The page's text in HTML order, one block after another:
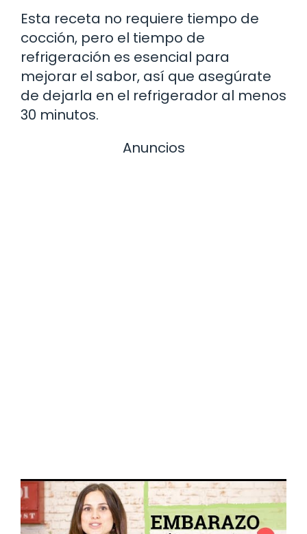
Esta receta no requiere tiempo de
cocción, pero el tiempo de
refrigeración es esencial para
mejorar el sabor, así que asegúrate
de dejarla en el refrigerador al menos
30 minutos.
Anuncios